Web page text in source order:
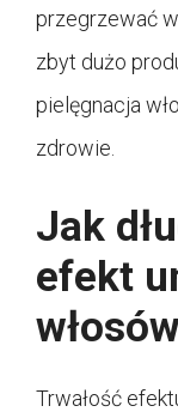
przegrzewać
zbyt dużo
pielęgnacja
zdrowie.
Jak
efekt
Trwałość